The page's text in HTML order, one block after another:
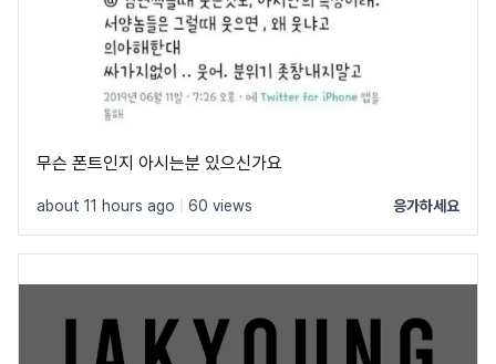
무슨 폰트인지 아시는분 있으신가요
about 11 hours ago 60 views 응가하세요